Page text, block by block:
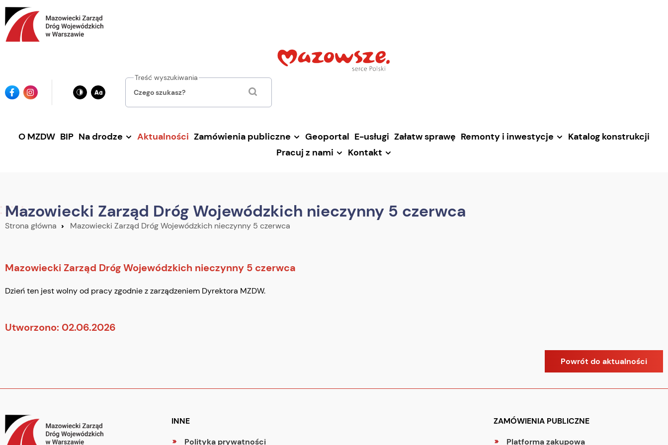
Przejdź
do
głównej
treści
IkonaIkona
instagrama
Treść wyszukiwania
O MZDW BIP Na drodze Aktualności Zamówienia publiczne Geoportal E-usługi Załatw sprawę Remonty i inwestycje
Katalog konstrukcji
Pracuj z nami
Kontakt
Mazowiecki Zarząd Dróg Wojewódzkich nieczynny 5 czerwca
Strona główna Mazowiecki Zarząd Dróg Wojewódzkich nieczynny 5 czerwca
Mazowiecki Zarząd Dróg Wojewódzkich nieczynny 5 czerwca
Dzień ten jest wolny od pracy zgodnie z zarządzeniem Dyrektora MZDW.
Utworzono: 02.06.2026
Powrót do aktualności
INNE
Polityka prywatności
ZAMÓWIENIA PUBLICZNE
Platforma zakupowa